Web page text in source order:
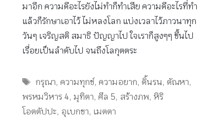
มาอีก ความดีอะไรยังไม่ทำก็ทำเสีย ความดีอะไรที่ทำ
แล้วก็รักษาเอาไว้ ไม่หลงโลก แบ่งเวลาไว้ภาวนาทุก
วันๆ เจริญสติ สมาธิ ปัญญาไป ใจเราก็สูงๆๆ ขึ้นไป
เรื่อยเป็นลำดับไป จนถึงโลกุตตระ
Tags
กรุณา,ความทุกข์,ความอยาก, ดิ้นรน, ตัณหา,
พรหมวิหาร 4, มุทิตา, ศีล 5, สร้างภพ, หิริ
โอตตัปปะ, อุเบกขา, เมตตา